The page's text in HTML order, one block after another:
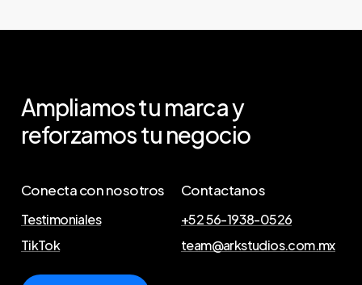
Ampliamos tu marca y
reforzamos tu negocio
Conecta con nosotros
Testimoniales
TikTok
Contactanos
+52 56-1938-0526
team@arkstudios.com.mx